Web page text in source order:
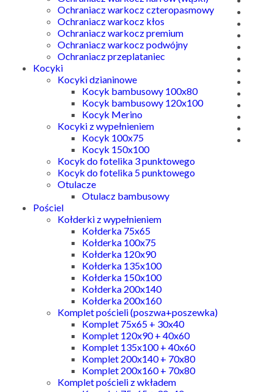
Ochraniacz warkocz czteropasmowy
Ochraniacz warkocz kłos
Ochraniacz warkocz premium
Ochraniacz warkocz podwójny
Ochraniacz przeplataniec
Kocyki
Kocyki dzianinowe
Kocyk bambusowy 100x80
Kocyk bambusowy 120x100
Kocyk Merino
Kocyki z wypełnieniem
Kocyk 100x75
Kocyk 150x100
Kocyk do fotelika 3 punktowego
Kocyk do fotelika 5 punktowego
Otulacze
Otulacz bambusowy
Pościel
Kołderki z wypełnieniem
Kołderka 75x65
Kołderka 100x75
Kołderka 120x90
Kołderka 135x100
Kołderka 150x100
Kołderka 200x140
Kołderka 200x160
Komplet pościeli (poszwa+poszewka)
Komplet 75x65 + 30x40
Komplet 120x90 + 40x60
Komplet 135x100 + 40x60
Komplet 200x140 + 70x80
Komplet 200x160 + 70x80
Komplet pościeli z wkładem